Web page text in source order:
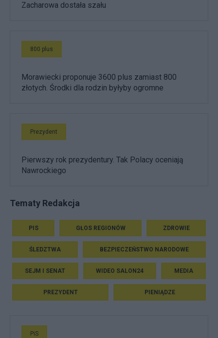
Zacharowa dostała szału
800 plus
Morawiecki proponuje 3600 plus zamiast 800
złotych. Środki dla rodzin byłyby ogromne
Prezydent
Pierwszy rok prezydentury. Tak Polacy oceniają
Nawrockiego
Tematy Redakcja
PIS GŁOS REGIONÓW ZDROWIE
ŚLEDZTWA BEZPIECZEŃSTWO NARODOWE
SEJM I SENAT WIDEO SALON24 MEDIA
PREZYDENT PIENIĄDZE
PiS